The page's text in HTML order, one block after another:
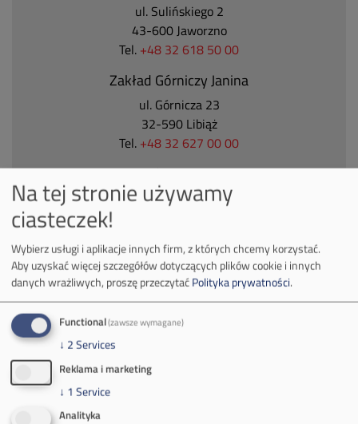
ul. Sulińskiego 2
43-600 Jaworzno
Tel. +48 32 618 50 00
Zakład Górniczy Janina
ul. Górnicza 23
32-590 Libiąż
Tel. +48 32 627 00 00
Zakład Górniczy Brzeszcze
ul.Kościuszki 1
Kontakt dla mediów:
mail:media@pkw-sa.pl
(poniedziałek-piątek 7:00-15:00)
Na tej stronie używamy
ciasteczek!
Wybierz usługi i aplikacje innych firm, z których chcemy korzystać.
Aby uzyskać więcej szczegółów dotyczących plików cookie i innych
danych wrażliwych, proszę przeczytaćPolityka prywatności.
Functional(zawsze wymagane)
↓ 2Services
Reklama i marketing
↓ 1 Service
Analityka